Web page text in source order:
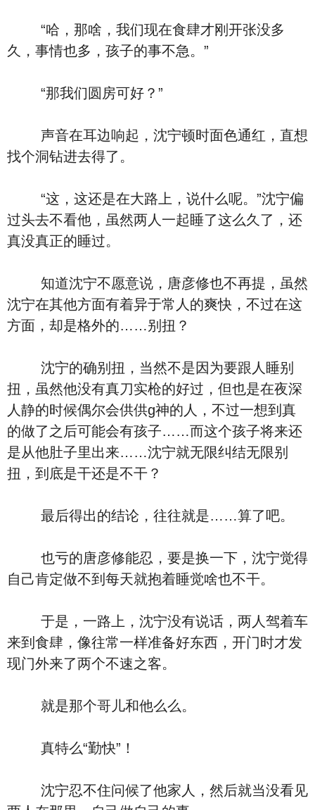
“哈，那啥，我们现在食肆才刚开张没多
久，事情也多，孩子的事不急。”
“那我们圆房可好？”
声音在耳边响起，沈宁顿时面色通红，直想
找个洞钻进去得了。
“这，这还是在大路上，说什么呢。”沈宁偏
过头去不看他，虽然两人一起睡了这么久了，还
真没真正的睡过。
知道沈宁不愿意说，唐彦修也不再提，虽然
沈宁在其他方面有着异于常人的爽快，不过在这
方面，却是格外的……别扭？
沈宁的确别扭，当然不是因为要跟人睡别
扭，虽然他没有真刀实枪的好过，但也是在夜深
人静的时候偶尔会供供g神的人，不过一想到真
的做了之后可能会有孩子……而这个孩子将来还
是从他肚子里出来……沈宁就无限纠结无限别
扭，到底是干还是不干？
最后得出的结论，往往就是……算了吧。
也亏的唐彦修能忍，要是换一下，沈宁觉得
自己肯定做不到每天就抱着睡觉啥也不干。
于是，一路上，沈宁没有说话，两人驾着车
来到食肆，像往常一样准备好东西，开门时才发
现门外来了两个不速之客。
就是那个哥儿和他么么。
真特么“勤快”！
沈宁忍不住问候了他家人，然后就当没看见